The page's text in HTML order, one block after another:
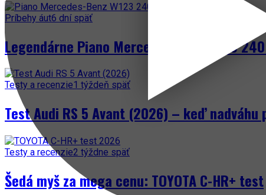
Príbehy áut6 dní späť
Legendárne Piano Mercedes-Benz W123
Testy a recenzie1 týždeň späť
Test Audi RS 5 Avant (2026) – keď
Testy a recenzie2 týždne späť
Šedá myš za mega cenu: TOYOTA C-HR+ test